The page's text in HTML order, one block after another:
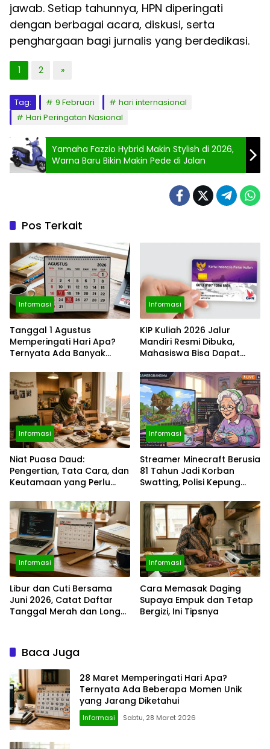
jawab. Setiap tahunnya, HPN diperingati
dengan berbagai acara, diskusi, serta
penghargaan bagi jurnalis yang berdedikasi.
1 2 »
Tag: 9 Februari
hari internasional
Hari Peringatan Nasional
Yamaha Fazzio Hybrid Makin Stylish di 2026,
Warna Baru Bikin Makin Pede di Jalan
Pos Terkait
Informasi
Tanggal 1 Agustus
Memperingati Hari Apa?
Ternyata Ada Banyak
ASI Sedunia hingga Hari
World Wide Web
Informasi
KIP Kuliah 2026 Jalur
Mandiri Resmi Dibuka,
Mahasiswa Bisa Dapat
per Bulan
Informasi
Niat Puasa Daud:
Pengertian, Tata Cara, dan
Keutamaan yang Perlu
Informasi
Streamer Minecraft Berusia
81 Tahun Jadi Korban
Swatting, Polisi Kepung
Langsung
Informasi
Libur dan Cuti Bersama
Juni 2026, Catat Daftar
Tanggal Merah dan Long
Informasi
Cara Memasak Daging
Supaya Empuk dan Tetap
Bergizi, Ini Tipsnya
Baca Juga
28 Maret Memperingati Hari Apa?
Ternyata Ada Beberapa Momen Unik
yang Jarang Diketahui
Informasi Sabtu, 28 Maret 2026